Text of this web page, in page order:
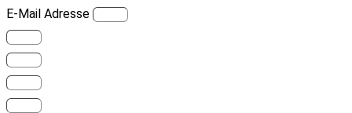
E-Mail Adresse